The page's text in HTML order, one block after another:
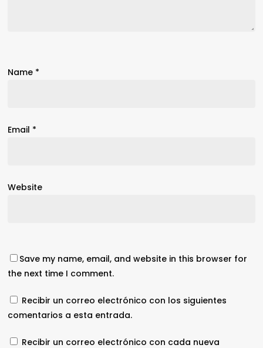
Name *
Email *
Website
Save my name, email, and website in this browser for
the next time I comment.
Recibir un correo electrónico con los siguientes
comentarios a esta entrada.
Recibir un correo electrónico con cada nueva